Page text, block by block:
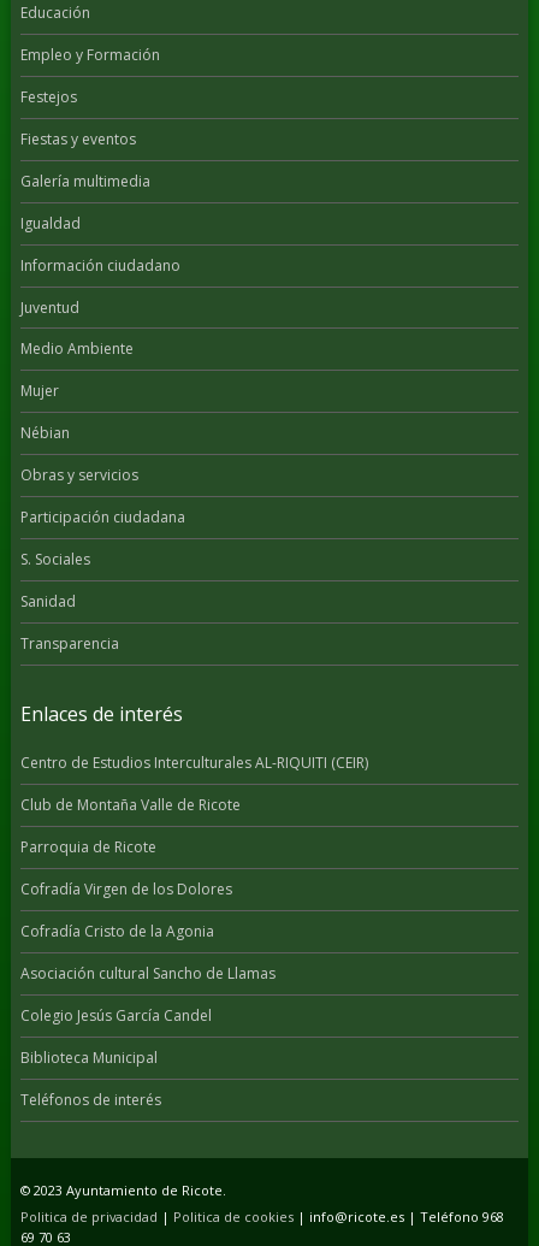
Educación
Empleo y Formación
Festejos
Fiestas y eventos
Galería multimedia
Igualdad
Información ciudadano
Juventud
Medio Ambiente
Mujer
Nébian
Obras y servicios
Participación ciudadana
S. Sociales
Sanidad
Transparencia
Enlaces de interés
Centro de Estudios Interculturales AL-RIQUITI (CEIR)
Club de Montaña Valle de Ricote
Parroquia de Ricote
Cofradía Virgen de los Dolores
Cofradía Cristo de la Agonia
Asociación cultural Sancho de Llamas
Colegio Jesús García Candel
Biblioteca Municipal
Teléfonos de interés
© 2023 Ayuntamiento de Ricote.
Politica de privacidad | Politica de cookies| info@ricote.es | Teléfono 968
69 70 63